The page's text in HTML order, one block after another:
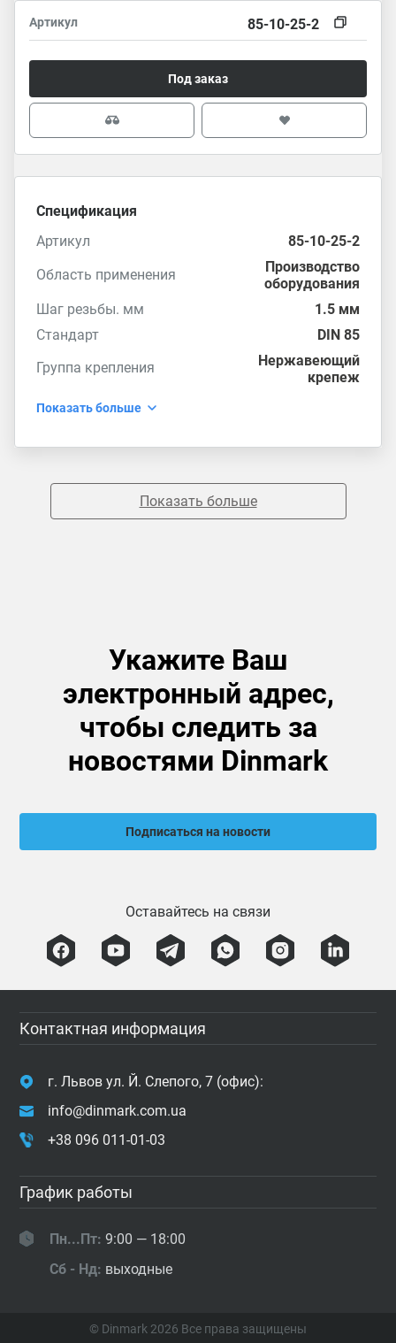
Артикул 85-10-25-2
Под заказ
Спецификация
Артикул
85-10-25-2
Область применения
Производство
оборудования
Шаг резьбы. мм
1.5 мм
Стандарт
DIN 85
Группа крепления
Нержавеющий
крепеж
Показать больше
Показать больше
Укажите Ваш
электронный адрес,
чтобы следить за
новостями Dinmark
Подписаться на новости
Оставайтесь на связи
Контактная информация
г. Львов ул. Й. Слепого, 7 (офис):
info@dinmark.com.ua
+38 096 011-01-03
График работы
Пн...Пт: 9:00 — 18:00
Сб - Нд: выходные
© Dinmark 2026 Все права защищены